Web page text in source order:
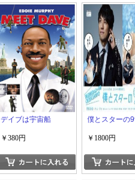
デイブは宇宙船
￥380円
僕とスターの
￥1800円